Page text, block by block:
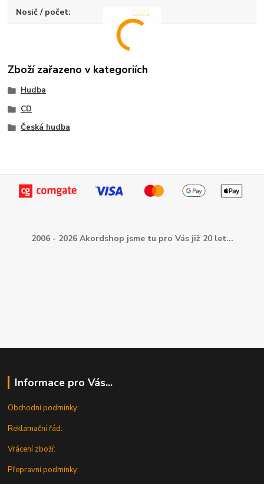
Nosič / počet CD/1
Zboží zařazeno v kategoriích
Hudba
CD
Česká hudba
2006 - 2026 Akordshop jsme tu pro Vás již 20 let...
Informace pro Vás...
Obchodní podmínky:
Reklamační řád:
Vrácení zboží:
Přepravní podmínky: